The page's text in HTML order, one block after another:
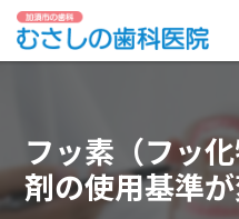
フッ素（フッ
剤の使用基準